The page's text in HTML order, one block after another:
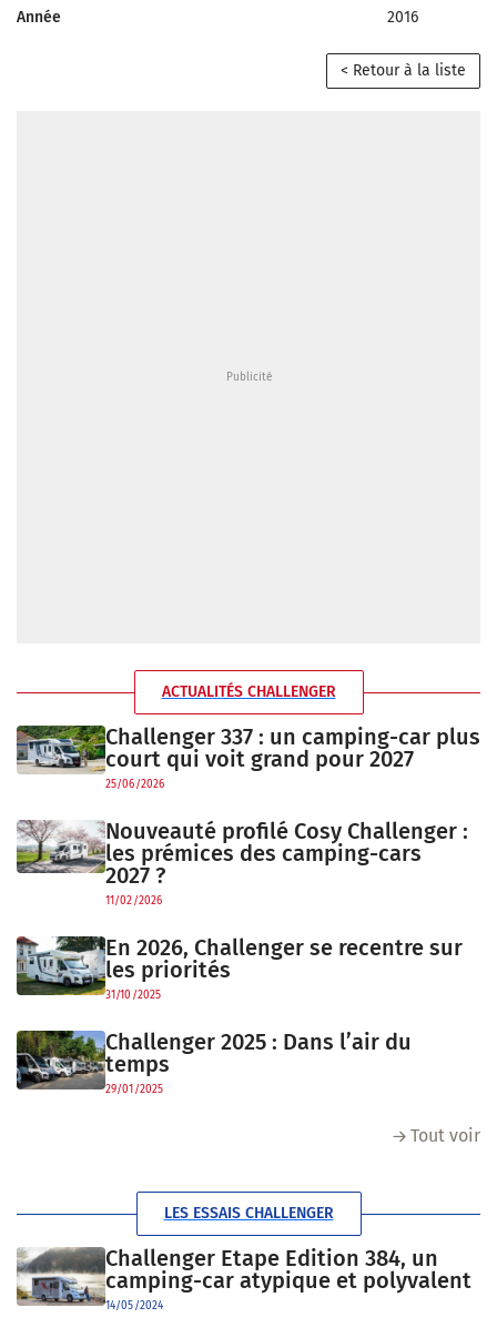
Année
2016
< Retour à la liste
ACTUALITÉS CHALLENGER
Challenger 337 : un camping-car plus
court qui voit grand pour 2027
25/06/2026
Nouveauté profilé Cosy Challenger :
les prémices des camping-cars
2027 ?
11/02/2026
En 2026, Challenger se recentre sur
les priorités
31/10/2025
Challenger 2025 : Dans l’air du
temps
29/01/2025
Tout voir
LES ESSAIS CHALLENGER
Challenger Etape Edition 384, un
camping-car atypique et polyvalent
14/05/2024